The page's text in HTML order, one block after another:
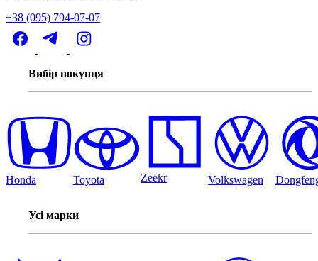
+38 (095) 794-07-07
Вибір покупця
Honda Toyota Zeekr Volkswagen
Усі марки